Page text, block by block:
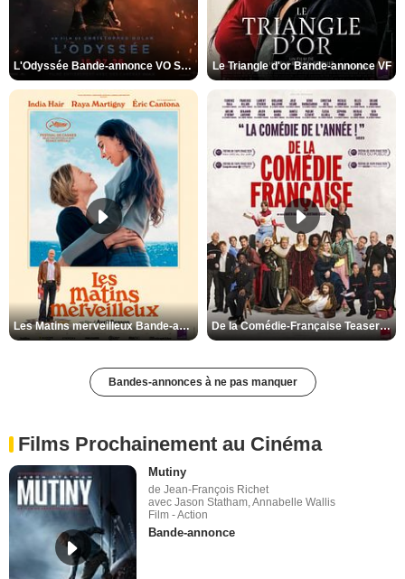
L'Odyssée Bande-annonce VO STFR Le Triangle d'or Bande-annonce VF
Les Matins merveilleux Bande-annonce VF De la Comédie-Française Teaser VF
Bandes-annonces à ne pas manquer
Films Prochainement au Cinéma
Mutiny
de Jean-François Richet
avec Jason Statham, Annabelle Wallis
Film - Action
Bande-annonce